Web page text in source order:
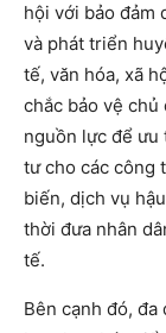
hội với bảo đảm
và phát triển
tế, văn hóa, xã
chắc bảo vệ
nguồn lực để ưu
tư cho các công
biến, dịch vụ
thời đưa nhân
tế.
Bên cạnh đó,